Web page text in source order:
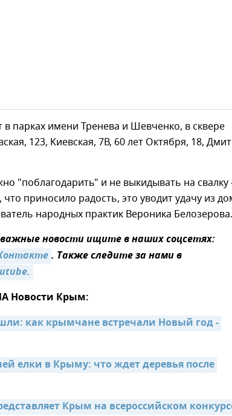
парках имени Тренева и Шевченко, в сквере
123, Киевская, 7В, 60 лет Октября, 18,
"поблагодарить" и не выкидывать на свалку
приносило радость, это уводит удачу из
народных практик Вероника Белозерова.
новости ищите в наших соцсетях:
. Также следите за нами в
Новости Крым:
как крымчане встречали Новый год -
елки в Крыму: что ждет деревья после
Крым на всероссийском